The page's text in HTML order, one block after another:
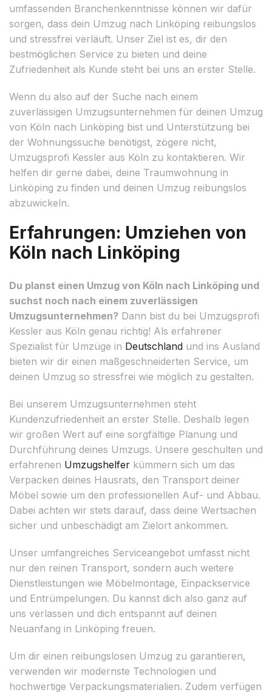
umfassenden Branchenkenntnisse können wir dafür
sorgen, dass dein Umzug nach Linköping reibungslos
und stressfrei verläuft. Unser Ziel ist es, dir den
bestmöglichen Service zu bieten und deine
Zufriedenheit als Kunde steht bei uns an erster Stelle.
Wenn du also auf der Suche nach einem
zuverlässigen Umzugsunternehmen für deinen Umzug
von Köln nach Linköping bist und Unterstützung bei
der Wohnungssuche benötigst, zögere nicht,
Umzugsprofi Kessler aus Köln zu kontaktieren. Wir
helfen dir gerne dabei, deine Traumwohnung in
Linköping zu finden und deinen Umzug reibungslos
abzuwickeln.
Erfahrungen: Umziehen von
Köln nach Linköping
Du planst einen Umzug von Köln nach Linköping und
suchst noch nach einem zuverlässigen
Umzugsunternehmen? Dann bist du bei Umzugsprofi
Kessler aus Köln genau richtig! Als erfahrener
Spezialist für Umzüge in Deutschland und ins Ausland
bieten wir dir einen maßgeschneiderten Service, um
deinen Umzug so stressfrei wie möglich zu gestalten.
Bei unserem Umzugsunternehmen steht
Kundenzufriedenheit an erster Stelle. Deshalb legen
wir großen Wert auf eine sorgfältige Planung und
Durchführung deines Umzugs. Unsere geschulten und
erfahrenen Umzugshelfer kümmern sich um das
Verpacken deines Hausrats, den Transport deiner
Möbel sowie um den professionellen Auf- und Abbau.
Dabei achten wir stets darauf, dass deine Wertsachen
sicher und unbeschädigt am Zielort ankommen.
Unser umfangreiches Serviceangebot umfasst nicht
nur den reinen Transport, sondern auch weitere
Dienstleistungen wie Möbelmontage, Einpackservice
und Entrümpelungen. Du kannst dich also ganz auf
uns verlassen und dich entspannt auf deinen
Neuanfang in Linköping freuen.
Um dir einen reibungslosen Umzug zu garantieren,
verwenden wir modernste Technologien und
hochwertige Verpackungsmaterialien. Zudem verfügen